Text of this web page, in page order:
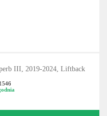
III, 2019-2024, Liftback